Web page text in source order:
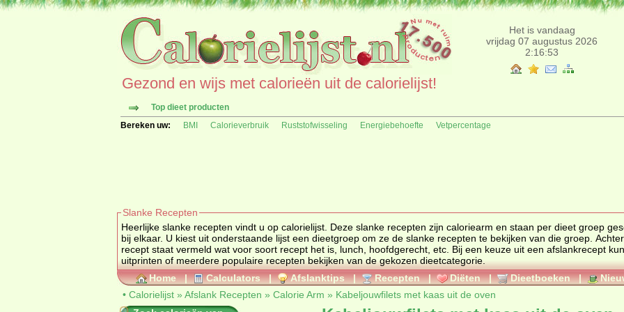
Het is vandaag
vrijdag 07 augustus 2026
2:16:53
Gezond en wijs met calorieën uit de calorielijst!
Top dieet producten
Bereken uw:
BMI Calorieverbruik Ruststofwisseling Energiebehoefte Vetpercentage
Slanke Recepten
Heerlijke slanke recepten vindt u op calorielijst. Deze slanke recepten zijn caloriearm en staan per dieet groep gesorteerd
bij elkaar. U kiest uit onderstaande lijst een dieetgroep om ze de slanke recepten te bekijken van die groep. Achter elk
recept staat vermeld wat voor soort recept het is, lunch, hoofdgerecht, etc. Bij een keuze uit een afslankrecept kunt u deze
uitprinten of meerdere populaire recepten bekijken van de gekozen dieetcategorie.
Home | Calculators | Afslanktips | Recepten | Diëten | Dieetboeken |
• Calorielijst » Afslank Recepten » Calorie Arm » Kabeljouwfilets met kaas uit de oven